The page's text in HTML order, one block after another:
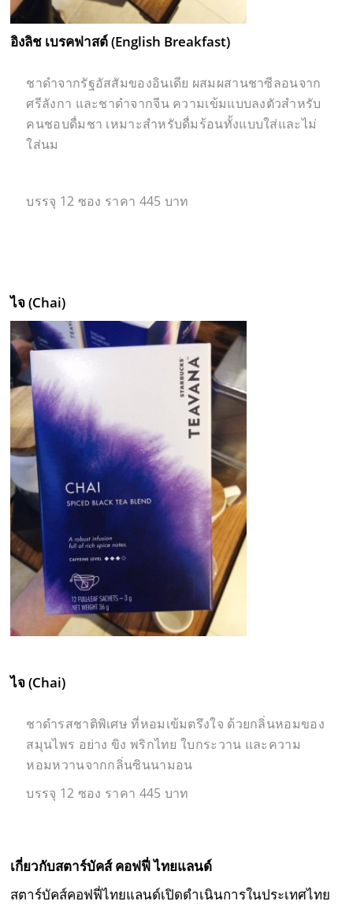
อิงลิช เบรคฟาสต์ (English Breakfast)
ชาดำจากรัฐอัสสัมของอินเดีย ผสมผสานชาซีลอนจาก
ศรีลังกา และชาดำจากจีน ความเข้มแบบลงตัวสำหรับ
คนชอบดื่มชา เหมาะสำหรับดื่มร้อนทั้งแบบใส่และไม่
ใส่นม
บรรจุ 12 ซอง ราคา 445 บาท
ไจ(Chai)
ไจ(Chai)
ชาดำรสชาติพิเศษ ที่หอมเข้มตรึงใจ ด้วยกลิ่นหอมของ
สมุนไพร อย่าง ขิง พริกไทย ใบกระวาน และความ
หอมหวานจากกลิ่นซินนามอน
บรรจุ 12 ซอง ราคา 445 บาท
เกี่ยวกับสตาร์บัคส์ คอฟฟี่ ไทยแลนด์
สตาร์บัคส์คอฟฟี่ไทยแลนด์เปิดดำเนินการในประเทศไทย